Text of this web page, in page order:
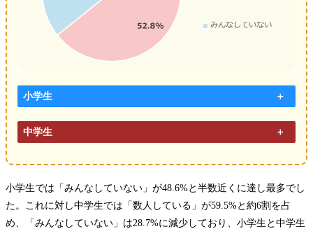
小学生
中学生
小学生では「みんなしていない」が48.6%と半数近くに達し最多でし
た。これに対し中学生では「数人している」が59.5%と約6割を占
め、「みんなしていない」は28.7%に減少しており、小学生と中学生